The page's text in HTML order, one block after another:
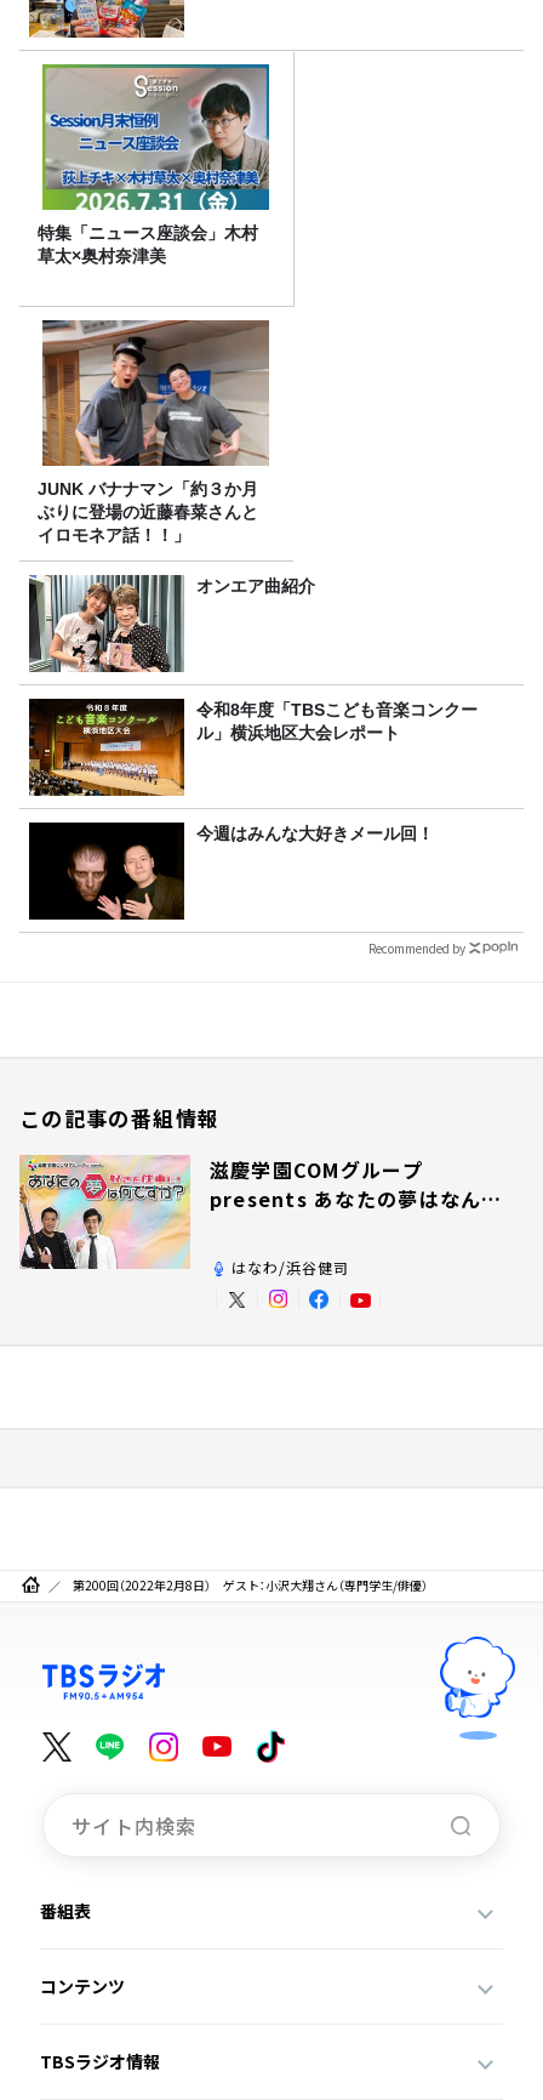
特集「ニュース座談会」木村
草太×奥村奈津美
JUNK バナナマン「約３か月
ぶりに登場の近藤春菜さんと
イロモネア話！！」
オンエア曲紹介
令和8年度「TBSこども音楽コンクー
ル」横浜地区大会レポート
今週はみんな大好きメール回！
Recommended by
この記事の番組情報
滋慶学園COMグループ
presents あなたの夢はなんで
はなわ/浜谷健司
第200回（2022年2月8日） ゲスト：小沢大翔さん（専門学生/俳優）
番組表
コンテンツ
TBSラジオ情報